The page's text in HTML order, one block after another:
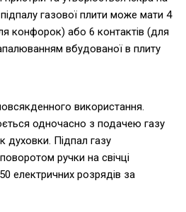
газової плити може мати 4
конфорок) або 6 контактів (для
вбудованої в плиту
використання.
одночасно з подачею газу
духовки. Підпал газу
ручки на свічці
електричних розрядів за